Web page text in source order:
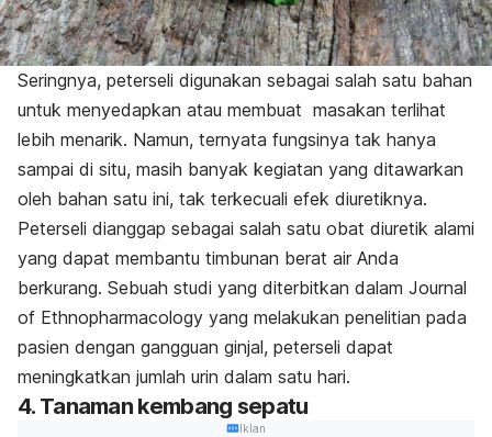
Seringnya, peterseli digunakan sebagai salah satu bahan
untuk menyedapkan atau membuat masakan terlihat
lebih menarik. Namun, ternyata fungsinya tak hanya
sampai di situ, masih banyak kegiatan yang ditawarkan
oleh bahan satu ini, tak terkecuali efek diuretiknya.
Peterseli dianggap sebagai salah satu obat diuretik alami
yang dapat membantu timbunan berat air Anda
berkurang. Sebuah studi yang diterbitkan dalam Journal
of Ethnopharmacology yang melakukan penelitian pada
pasien dengan gangguan ginjal, peterseli dapat
meningkatkan jumlah urin dalam satu hari.
4. Tanaman kembang sepatu
Iklan